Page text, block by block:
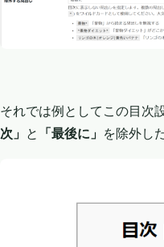
それでは例としてこの目次
次」 と 「最後に」 を除外し